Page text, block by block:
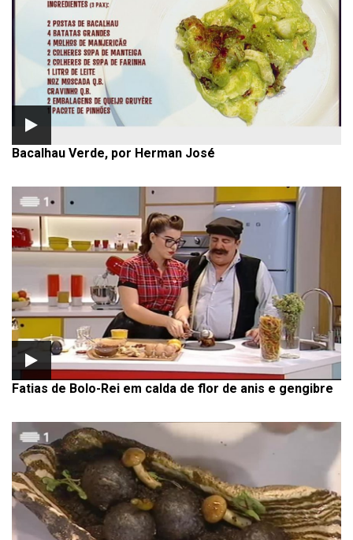
Bacalhau Verde, por Herman José
Fatias de Bolo-Rei em calda de flor de anis e gengibre